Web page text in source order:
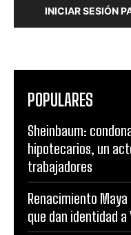
INICIAR SESIÓN
POPULARES
Sheinbaum:
hipotecarios, un
trabajadores
Renacimiento
que dan identidad a